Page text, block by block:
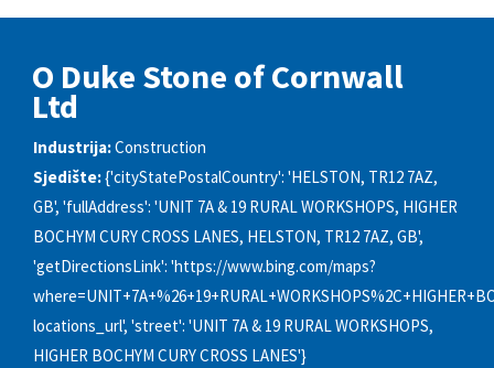
O Duke Stone of Cornwall
Ltd
Industrija:Construction
Sjedište:{'cityStatePostalCountry': 'HELSTON, TR12 7AZ,
GB', 'fullAddress': 'UNIT 7A & 19 RURAL WORKSHOPS, HIGHER
BOCHYM CURY CROSS LANES, HELSTON, TR12 7AZ, GB',
'getDirectionsLink': 'https://www.bing.com/maps?
locations_url', 'street': 'UNIT 7A & 19 RURAL WORKSHOPS,
HIGHER BOCHYM CURY CROSS LANES'}